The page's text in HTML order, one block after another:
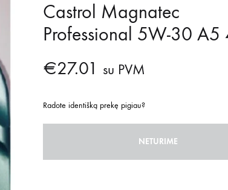
Castrol Magnatec
Professional 5W-30 A5
€27.01 su PVM
Radote identišką prekę pigiau?
NETURIME